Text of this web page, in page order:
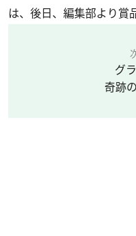
は、後日、編集部より賞
グ
奇跡